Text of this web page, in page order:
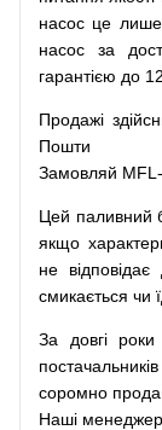
насос це лише
насос
за
гарантією до
Продажі
Пошти
Замовляй
Цей паливний
якщо
не
відповідає
смикається чи
За довгі роки
постачальників
соромно
Наші